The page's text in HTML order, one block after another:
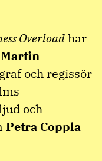
Overloadhar
och regissör
och
Petra Coppla